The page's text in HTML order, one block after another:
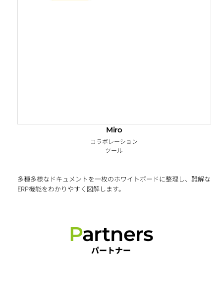
Miro
コラボレーション
ツール
多種多様なドキュメントを一枚のホワイトボードに整理し、難解な
ERP機能をわかりやすく図解します。
Partners
パートナー